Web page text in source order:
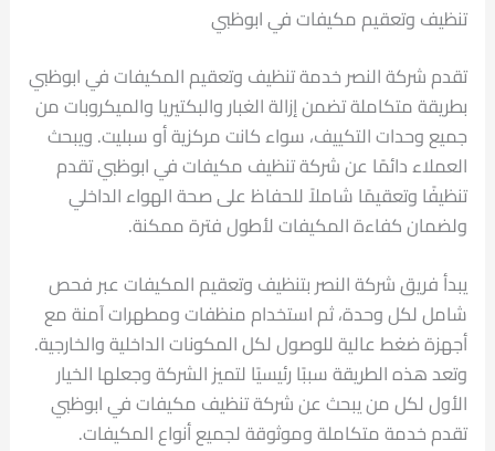
تنظيف وتعقيم مكيفات في ابوظبي
تقدم شركة النصر خدمة تنظيف وتعقيم المكيفات في ابوظبي
بطريقة متكاملة تضمن إزالة الغبار والبكتيريا والميكروبات من
جميع وحدات التكييف، سواء كانت مركزية أو سبليت. ويبحث
العملاء دائمًا عن شركة تنظيف مكيفات في ابوظبي تقدم
تنظيفًا وتعقيمًا شاملاً للحفاظ على صحة الهواء الداخلي
ولضمان كفاءة المكيفات لأطول فترة ممكنة.
يبدأ فريق شركة النصر بتنظيف وتعقيم المكيفات عبر فحص
شامل لكل وحدة، ثم استخدام منظفات ومطهرات آمنة مع
أجهزة ضغط عالية للوصول لكل المكونات الداخلية والخارجية.
وتعد هذه الطريقة سببًا رئيسيًا لتميز الشركة وجعلها الخيار
الأول لكل من يبحث عن شركة تنظيف مكيفات في ابوظبي
تقدم خدمة متكاملة وموثوقة لجميع أنواع المكيفات.